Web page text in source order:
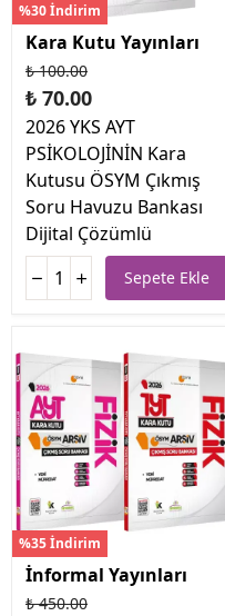
%30 İndirim
Kara Kutu Yayınları
₺ 100.00
₺ 70.00
2026 YKS AYT
PSİKOLOJİNİN Kara
Kutusu ÖSYM Çıkmış
Soru Havuzu Bankası
Dijital Çözümlü
Sepete Ekle
%35 İndirim
İnformal Yayınları
₺ 450.00